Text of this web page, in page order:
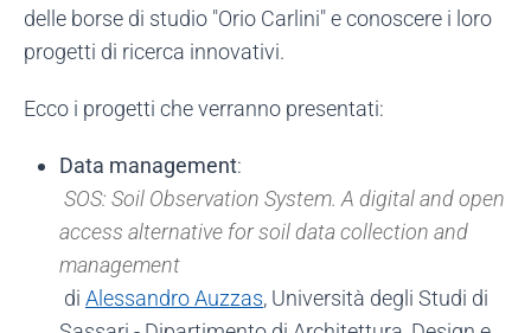
delle borse di studio "Orio Carlini" e conoscere i loro
progetti di ricerca innovativi.
Ecco i progetti che verranno presentati:
Data management:
SOS: Soil Observation System. A digital and open
access alternative for soil data collection and
management
di Alessandro Auzzas, Università degli Studi di